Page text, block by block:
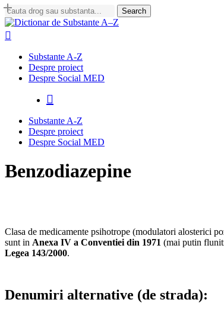
Skip
to
main
content
Search
Close
Search
Substante A-Z
Despre proiect
Despre Social MED
Substante A-Z
Despre proiect
Despre Social MED
Benzodiazepine
Clasa de medicamente psihotrope (modulatori alosterici
sunt in Anexa IV a Conventiei din 1971 (mai putin
Legea 143/2000.
Denumiri alternative (de strada):